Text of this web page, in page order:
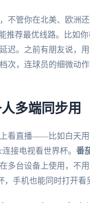
不管你在北美、欧
推荐最优线路。比如
迟。之前有朋友说，
次，连球员的细微动
多端同步用
看直播——比如白天用
接电视看世界杯。 番
多台设备上使用，不
手机也能同时打开看